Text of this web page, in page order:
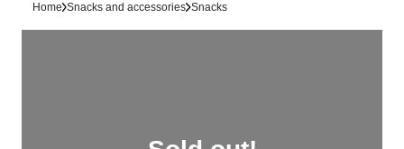
Home Snacks and accessories Snacks